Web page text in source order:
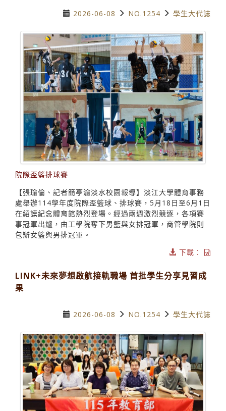
2026-06-08 NO.1254 學生大代誌
院際盃籃排球賽
【張瑜倫、記者簡亭渝淡水校園報導】淡江大學體育事務
處舉辦114學年度院際盃籃球、排球賽，5月18日至6月1日
在紹謨紀念體育館熱烈登場。經過兩週激烈競逐，各項賽
事冠軍出爐，由工學院奪下男籃與女排冠軍，商管學院則
包辦女籃與男排冠軍。
下載：
LINK+未來夢想啟航接軌職場 首批學生分享見習成
果
2026-06-08 NO.1254 學生大代誌